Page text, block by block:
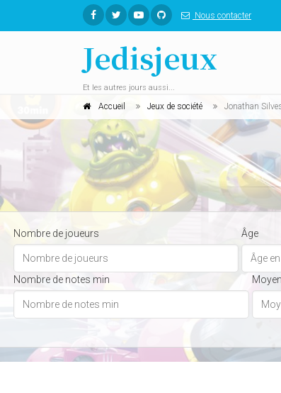
Nous contacter
Jedisjeux
Et les autres jours aussi...
Accueil Jeux de société Jonathan
Nombre de joueurs Âge
Nombre de notes min